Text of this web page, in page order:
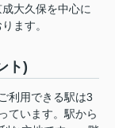
大久保を中心に
ます。
ト)
利用できる駅は3
ています。駅から